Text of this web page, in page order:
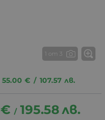
1 от 3
55.00 € / 107.57 лв.
€ / 195.58 лв.